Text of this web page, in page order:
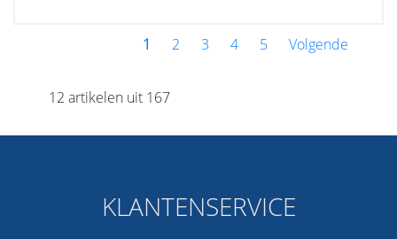
1 2 3 4 5 Volgende
12 artikelen uit 167
KLANTENSERVICE